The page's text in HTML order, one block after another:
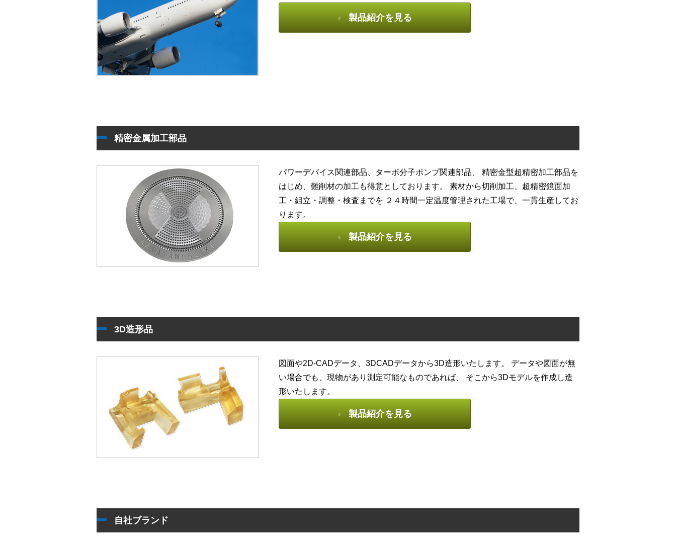
製品紹介を見る
精密金属加工部品
パワーデバイス関連部品、ターボ分子ポンプ関連部品、 精密金型超精密加工部品を
はじめ、難削材の加工も得意としております。 素材から切削加工、超精密鏡面加
工・組立・調整・検査までを ２４時間一定温度管理された工場で、一貫生産してお
ります。
製品紹介を見る
3D造形品
図面や2D-CADデータ、3DCADデータから3D造形いたします。 データや図面が無
い場合でも、現物があり測定可能なものであれば、 そこから3Dモデルを作成し造
形いたします。
製品紹介を見る
自社ブランド